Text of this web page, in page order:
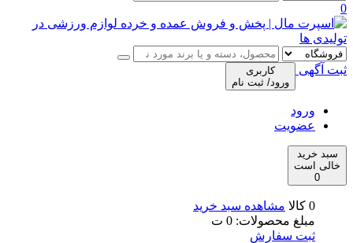
0
ثبت آگهی
کاربری
ورود/ ثبت نام
ورود
عضویت
سبد خرید
خالی است
0
0 کالا
مشاهده سبد خرید
مبلغ محصولات: 0 ت
ثبت سفارش